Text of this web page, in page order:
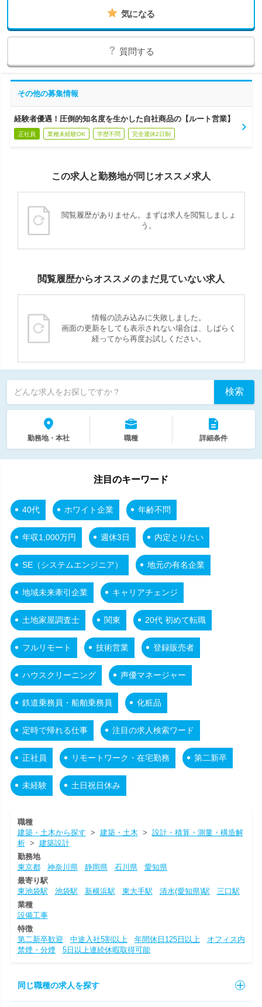
気になる
質問する
その他の募集情報
経験者優遇！圧倒的知名度を生かした自社商品の【ルート営業】
正社員 業種未経験OK 学歴不問 完全週休2日制
この求人と勤務地が同じオススメ求人
閲覧履歴がありません。まずは求人を閲覧しましょ
う。
閲覧履歴からオススメのまだ見ていない求人
情報の読み込みに失敗しました。
画面の更新をしても表示されない場合は、しばらく
経ってから再度お試しください。
どんな求人をお探しですか？ 検索
勤務地・本社 職種 詳細条件
注目のキーワード
40代 ホワイト企業 年齢不問
年収1,000万円 週休3日 内定とりたい
SE（システムエンジニア） 地元の有名企業
地域未来牽引企業 キャリアチェンジ
土地家屋調査士 関東 20代 初めて転職
フルリモート 技術営業 登録販売者
ハウスクリーニング 声優マネージャー
鉄道乗務員・船舶乗務員 化粧品
定時で帰れる仕事 注目の求人検索ワード
正社員 リモートワーク・在宅勤務 第二新卒
未経験 土日祝日休み
職種
建築・土木から探す > 建築・土木 > 設計・積算・測量・構造解
析> 建築設計
勤務地
東京都
神奈川県 静岡県 石川県
愛知県
最寄り駅
東池袋駅
池袋駅 新横浜駅 東大手駅 清水(愛知県)駅
三口駅
業種
設備工事
特徴
第二新卒歓迎
中途入社5割以上 年間休日125日以上
オフィス内
禁煙・分煙
5日以上連続休暇取得可能
同じ職種の求人を探す